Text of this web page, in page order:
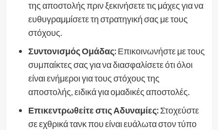
της αποστολής πριν ξεκινήσετε τις μάχες για να
ευθυγραμμίσετε τη στρατηγική σας με τους
στόχους.
Συντονισμός Ομάδας:Επικοινωνήστε με τους
συμπαίκτες σας για να διασφαλίσετε ότι όλοι
είναι ενήμεροι για τους στόχους της
αποστολής, ειδικά για ομαδικές αποστολές.
Επικεντρωθείτε στις Αδυναμίες:Στοχεύστε
σε εχθρικά τανκ που είναι ευάλωτα στον τύπο